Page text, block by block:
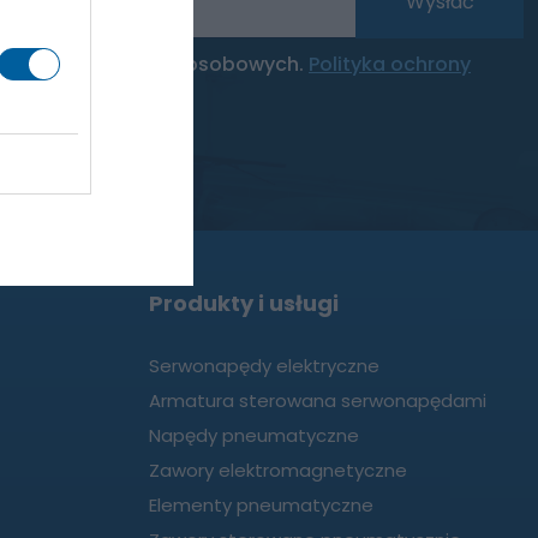
danych osobowych. Polityka ochrony
Produkty i usługi
Serwonapędy elektryczne
Armatura sterowana serwonapędami
Napędy pneumatyczne
Zawory elektromagnetyczne
Elementy pneumatyczne